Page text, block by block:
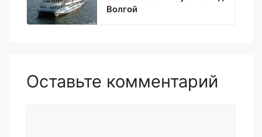
Волгой
Оставьте комментарий